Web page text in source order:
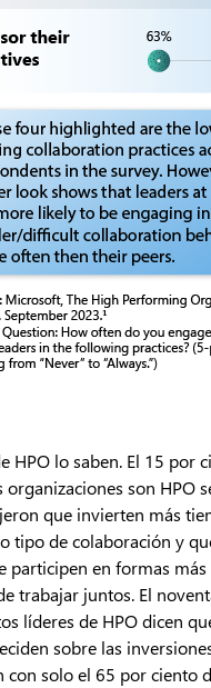
HPO lo saben. El 15 por
organizaciones son HPO
que invierten más
tipo de colaboración y
participen en formas
trabajar juntos. El
líderes de HPO dicen
sobre las
con solo el 65 por ciento